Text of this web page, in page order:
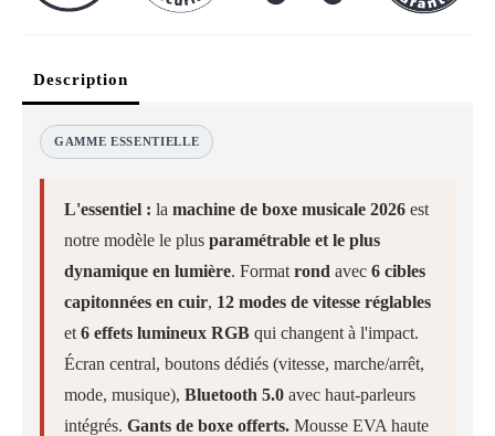
Description
GAMME ESSENTIELLE
L'essentiel : la machine de boxe musicale 2026est
notre modèle le plus paramétrable et le plus
dynamique en lumière. Formatrondavec 6 cibles
capitonnées en cuir, 12 modes de vitesse réglables
et6 effets lumineux RGBqui changent à l'impact.
Écran central, boutons dédiés (vitesse, marche/arrêt,
mode, musique), Bluetooth 5.0avec haut-parleurs
intégrés. Gants de boxe offerts.Mousse EVA haute